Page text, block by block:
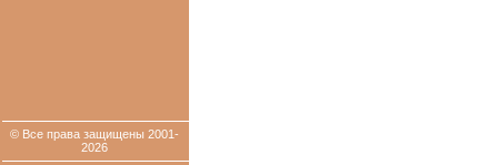
© Все права защищены 2001-
2026